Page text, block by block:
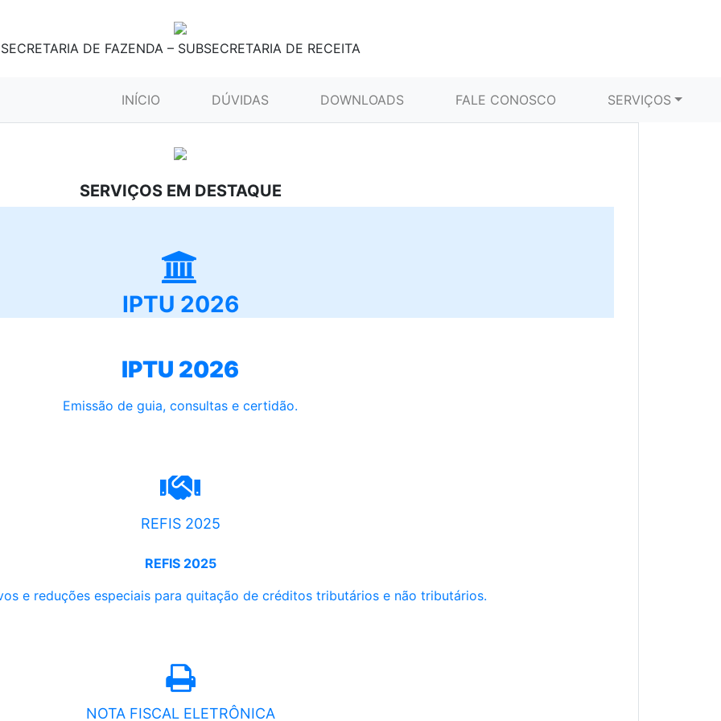
SECRETARIA DE FAZENDA – SUBSECRETARIA DE RECEITA
INÍCIO (CURRENT)DÚVIDAS DOWNLOADS FALE CONOSCO SERVIÇOS
SERVIÇOS EM DESTAQUE
IPTU 2026
IPTU 2026
Emissão de guia, consultas e certidão.
REFIS 2025
REFIS 2025
e reduções especiais para quitação de créditos tributários e não tributários.
NOTA FISCAL ELETRÔNICA